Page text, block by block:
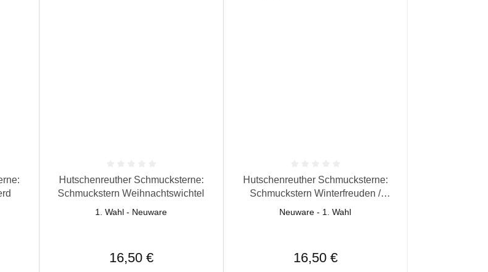
0 von 5 SternenDurchschnittliche Bewertung von 0 von 5 Sternen
Hutschenreuther Schmucksterne:
Schmuckstern Weihnachtswichtel
1. Wahl - Neuware
16,50 €
Durchschnittliche Bewertung von 0 von 5 Sternen
Hutschenreuther Schmucksterne:
Schmuckstern Winterfreuden /
Spaziergang
Neuware - 1. Wahl
16,50 €